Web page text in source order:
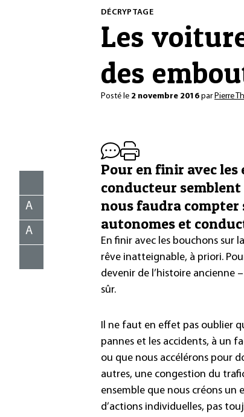
DÉCRYPTAGE
Les
des
Posté le 2 novembre 2016 par Pierre
A
A
Pour en finir avec
conducteur
nous faudra compter
autonomes et
En finir avec les bouchons sur
rêve inatteignable, à priori.
devenir de l’histoire ancienne
sûr.
Il ne faut en effet pas oublier
pannes et les accidents, à un
ou que nous accélérons pour
autres, une congestion du trafic
ensemble que nous créons un
d’actions individuelles, pas